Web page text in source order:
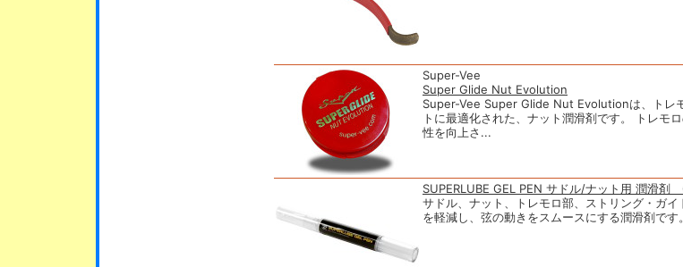
Super-Vee
Super Glide Nut Evolution
Super-Vee Super Glide Nut Evolutionは、トレ
トに最適化された、ナット潤滑剤です。 トレモ
性を向上さ...
SUPERLUBE GEL PEN サドル/ナット用 潤滑剤
サドル、ナット、トレモロ部、ストリング・ガ
を軽減し、弦の動きをスムースにする潤滑剤です